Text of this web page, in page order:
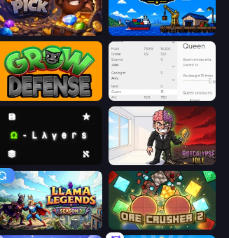
Lucky Pick Harbor Tycoon
Grow Defense Idle Ants
Omega Layers Rotcalypse: Idle Incremental
Llama Legends OreCrusher 2